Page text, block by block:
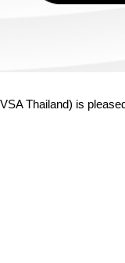
Thailand) is